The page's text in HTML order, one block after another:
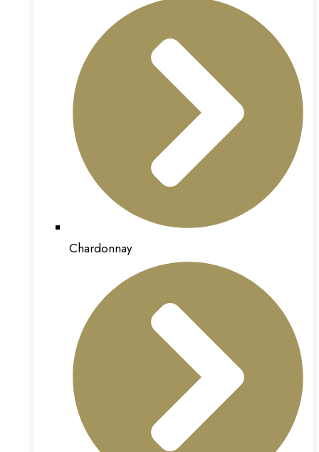
Chardonnay